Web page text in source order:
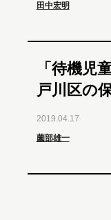
田中宏明
「待機児
戸川区の
2019.04.17
薗部雄一